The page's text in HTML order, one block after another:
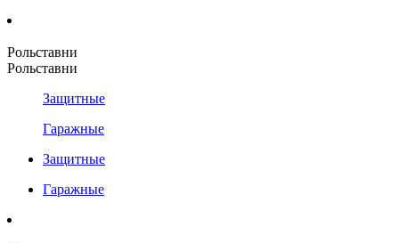
Рольставни
Рольставни
Защитные
Гаражные
Защитные
Гаражные